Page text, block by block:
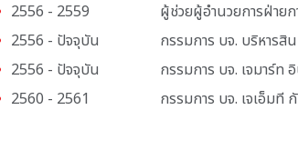
2556 - 2559
ผู้ช่วยผู้อำนวยการฝ่ายก
2556 - ปัจจุบัน
กรรมการ บจ. บริหารสิ
2556 - ปัจจุบัน
กรรมการ บจ. เจมาร์ท
2560 - 2561
กรรมการ บจ. เจเอ็มที